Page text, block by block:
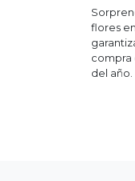
flores en
compra
del año.